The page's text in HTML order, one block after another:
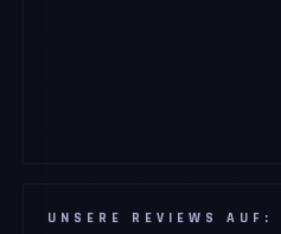
UNSERE REVIEWS AUF: